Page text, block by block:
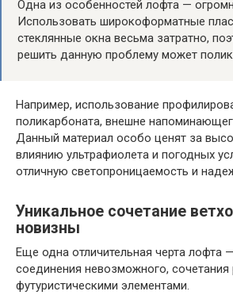
Одна из особенностей лофта —
Использовать широкоформатные
стеклянные окна весьма затратно,
решить данную проблему может
Например, использование
поликарбоната, внешне
Данный материал особо ценят за
влиянию ультрафиолета и погодных
отличную светопроницаемость и
Уникальное сочетание
новизны
Еще одна отличительная черта лофта
соединения невозможного,
футуристическими элементами.